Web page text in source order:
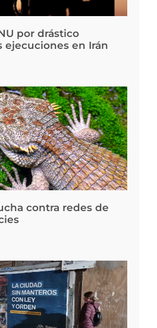
por drástico
ejecuciones en Irán
contra redes de